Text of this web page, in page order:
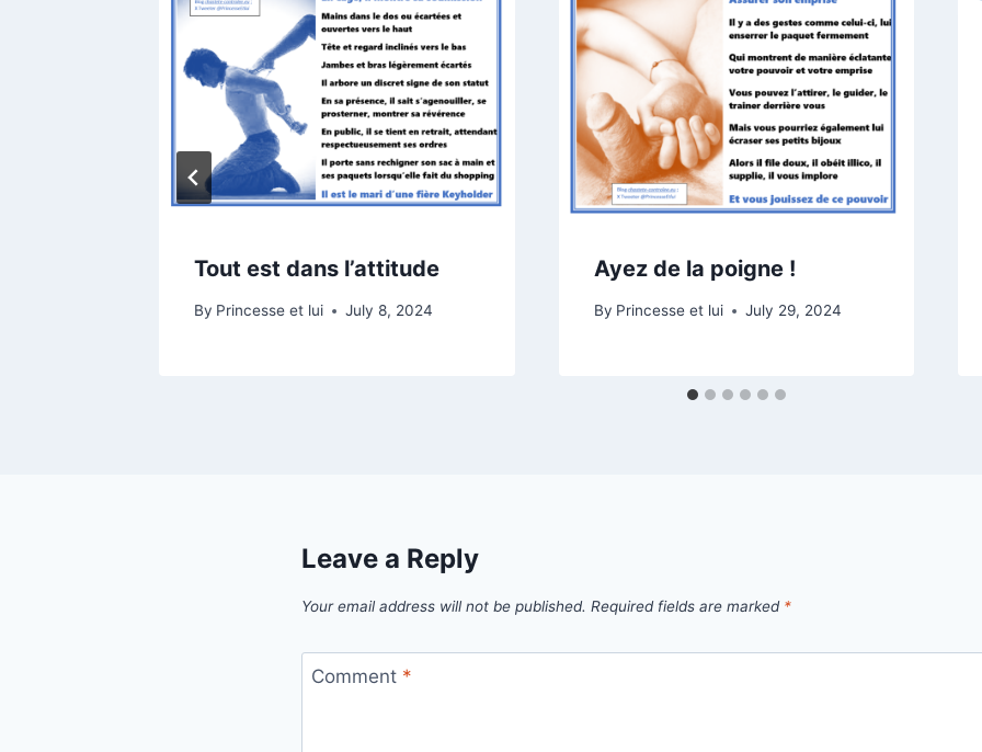
Tout est dans l’attitude
By Princesse et lui July 8, 2024
Ayez de la poigne !
By Princesse et lui July 29, 2024
Leave a Reply
Your email address will not be published. Required fields are marked *
Comment *